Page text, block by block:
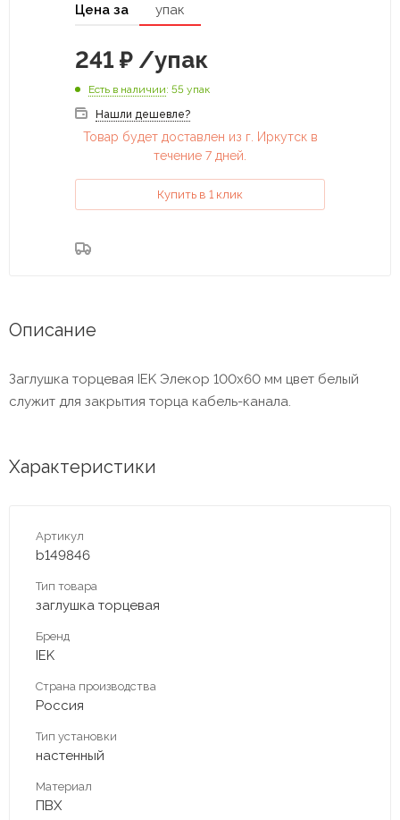
Цена за упак
241 ₽ /упак
Есть в наличии: 55 упак
Нашли дешевле?
Товар будет доставлен из г. Иркутск в
течение 7 дней.
Купить в 1 клик
Описание
Заглушка торцевая IEK Элекор 100х60 мм цвет белый
служит для закрытия торца кабель-канала.
Характеристики
Артикул
b149846
Тип товара
заглушка торцевая
Бренд
IEK
Страна производства
Россия
Тип установки
настенный
Материал
ПВХ